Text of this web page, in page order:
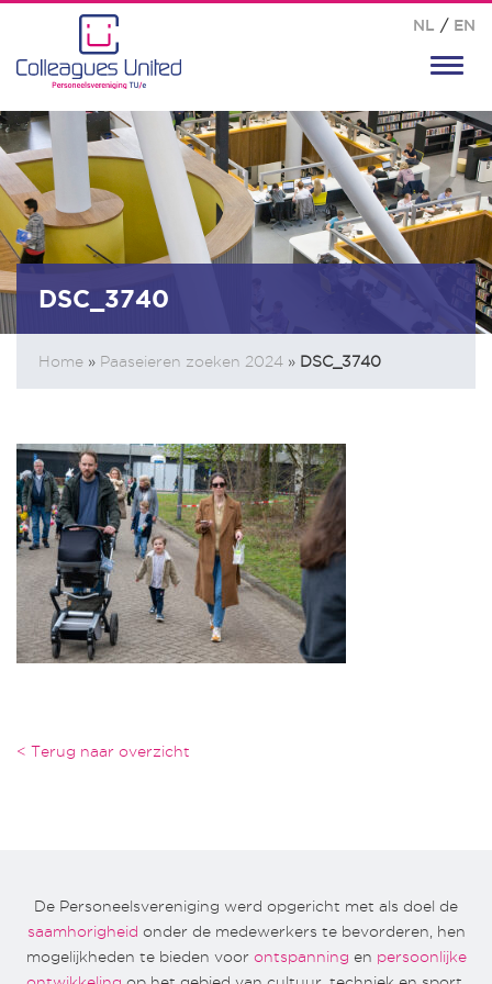
NL / EN
DSC_3740
Home » Paaseieren zoeken 2024 » DSC_3740
< Terug naar overzicht
De Personeelsvereniging werd opgericht met als doel de
saamhorigheid onder de medewerkers te bevorderen, hen
mogelijkheden te bieden voor ontspanning en persoonlijke